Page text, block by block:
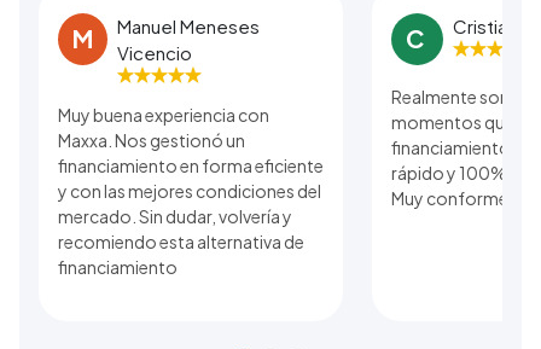
M
Manuel Meneses
Vicencio
Muy buena experiencia con
Maxxa. Nos gestionó un
financiamiento en forma eficiente
y con las mejores condiciones del
mercado. Sin dudar, volvería y
recomiendo esta alternativa de
financiamiento
C Cristian
Realmente son
momentos que se
financiamiento. El
rápido y 100%
Muy conforme